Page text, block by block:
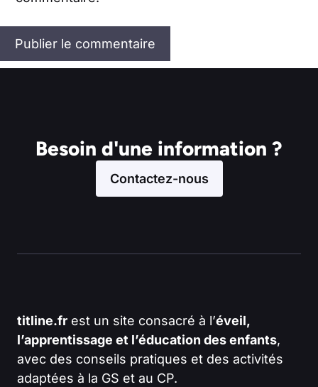
Besoin d'une information ?
Contactez-nous
titline.fr est un site consacré à l’éveil,
l’apprentissage et l’éducation des enfants,
avec des conseils pratiques et des activités
adaptées à la GS et au CP.